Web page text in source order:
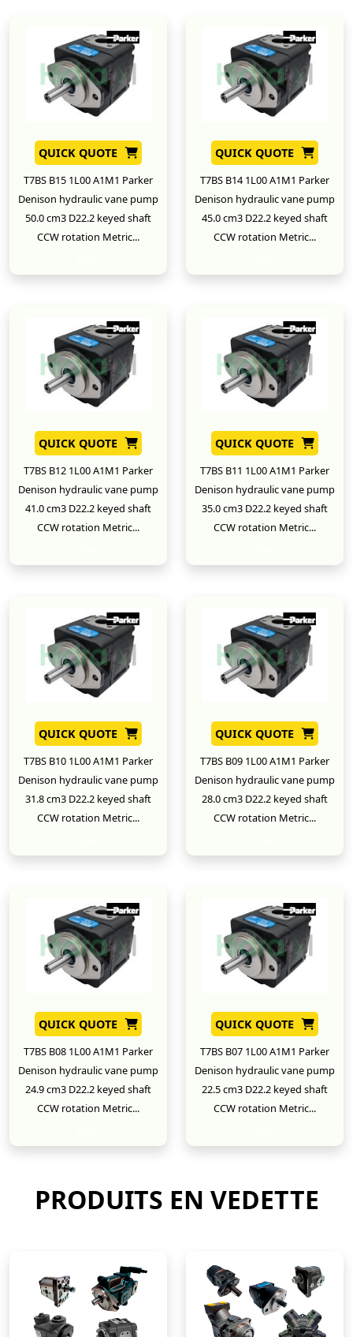
QUICK QUOTE
T7BS B15 1L00 A1M1 Parker
Denison hydraulic vane pump
50.0 cm3 D22.2 keyed shaft
CCW rotation Metric...
QUICK QUOTE
T7BS B14 1L00 A1M1 Parker
Denison hydraulic vane pump
45.0 cm3 D22.2 keyed shaft
CCW rotation Metric...
QUICK QUOTE
T7BS B12 1L00 A1M1 Parker
Denison hydraulic vane pump
41.0 cm3 D22.2 keyed shaft
CCW rotation Metric...
QUICK QUOTE
T7BS B11 1L00 A1M1 Parker
Denison hydraulic vane pump
35.0 cm3 D22.2 keyed shaft
CCW rotation Metric...
QUICK QUOTE
T7BS B10 1L00 A1M1 Parker
Denison hydraulic vane pump
31.8 cm3 D22.2 keyed shaft
CCW rotation Metric...
QUICK QUOTE
T7BS B09 1L00 A1M1 Parker
Denison hydraulic vane pump
28.0 cm3 D22.2 keyed shaft
CCW rotation Metric...
QUICK QUOTE
T7BS B08 1L00 A1M1 Parker
Denison hydraulic vane pump
24.9 cm3 D22.2 keyed shaft
CCW rotation Metric...
QUICK QUOTE
T7BS B07 1L00 A1M1 Parker
Denison hydraulic vane pump
22.5 cm3 D22.2 keyed shaft
CCW rotation Metric...
PRODUITS EN VEDETTE